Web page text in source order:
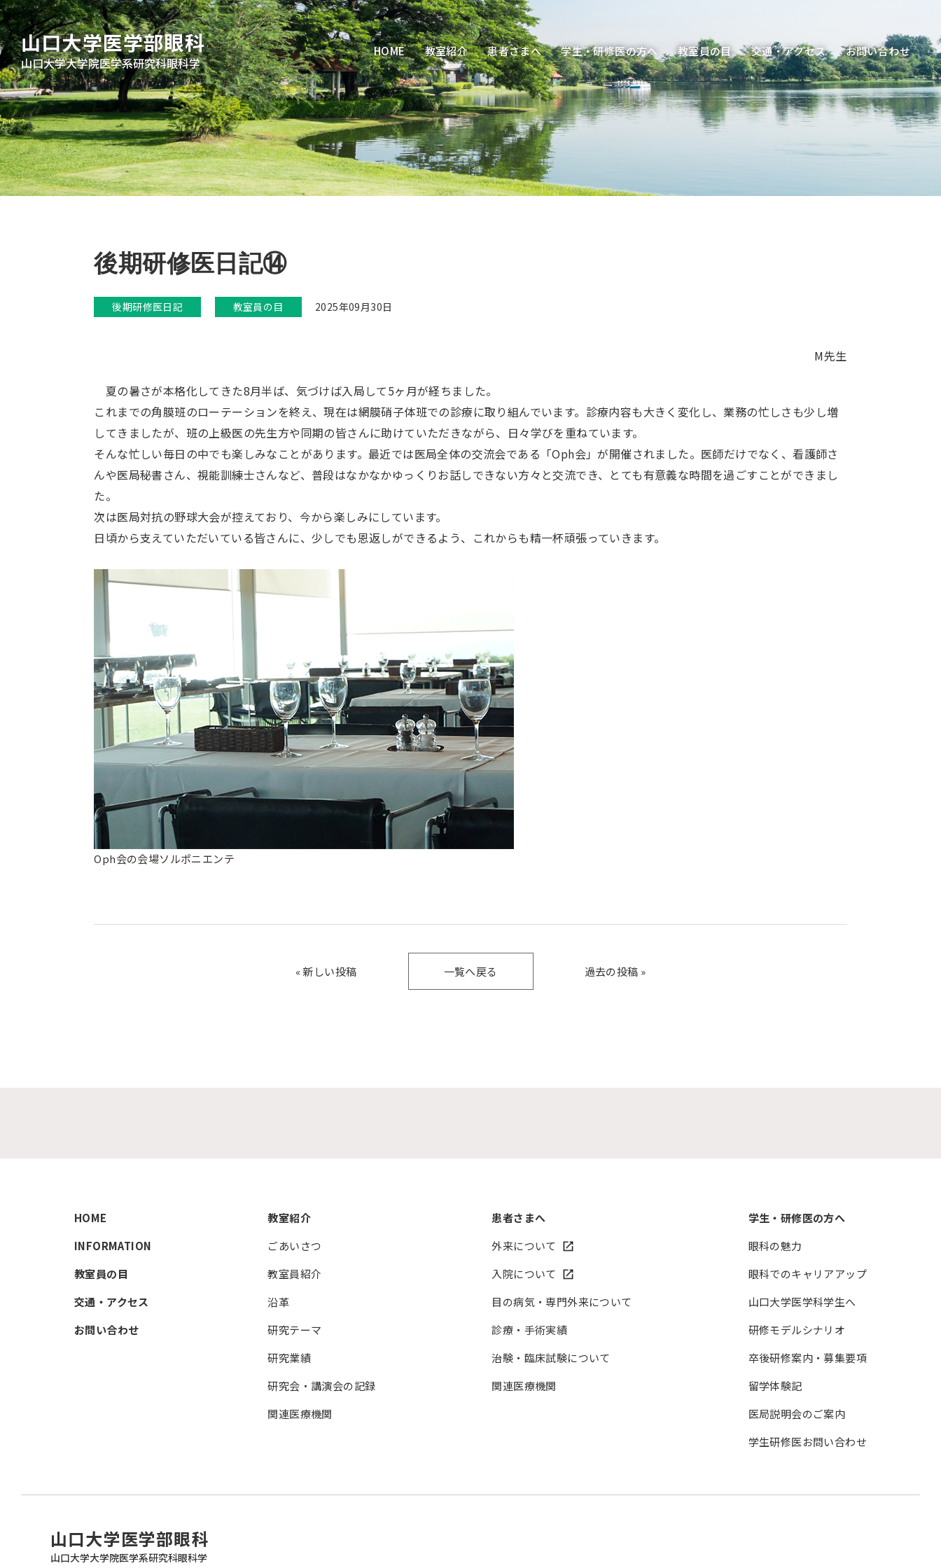
山口大学医学部眼科
山口大学大学院医学系研究科眼科学
HOME 教室紹介 患者さまへ 学生・研修医の方へ 教室員の目 交通・アクセス お問い合わせ
後期研修医日記⑭
後期研修医日記 教室員の目 2025年09月30日
M先生
夏の暑さが本格化してきた8月半ば、気づけば入局して5ヶ月が経ちました。
これまでの角膜班のローテーションを終え、現在は網膜硝子体班での診療に取り組んでいます。診療内容も大きく変化し、業務の忙しさも少し増
してきましたが、班の上級医の先生方や同期の皆さんに助けていただきながら、日々学びを重ねています。
そんな忙しい毎日の中でも楽しみなことがあります。最近では医局全体の交流会である「Oph会」が開催されました。医師だけでなく、看護師さ
んや医局秘書さん、視能訓練士さんなど、普段はなかなかゆっくりお話しできない方々と交流でき、とても有意義な時間を過ごすことができまし
た。
次は医局対抗の野球大会が控えており、今から楽しみにしています。
日頃から支えていただいている皆さんに、少しでも恩返しができるよう、これからも精一杯頑張っていきます。
Oph会の会場ソルポニエンテ
« 新しい投稿 一覧へ戻る 過去の投稿 »
HOME
INFORMATION
教室員の目
交通・アクセス
お問い合わせ
教室紹介
ごあいさつ
教室員紹介
沿革
研究テーマ
研究業績
研究会・講演会の記録
関連医療機関
患者さまへ
外来について
入院について
目の病気・専門外来について
診療・手術実績
治験・臨床試験について
関連医療機関
学生・研修医の方へ
眼科の魅力
眼科でのキャリアアップ
山口大学医学科学生へ
研修モデルシナリオ
卒後研修案内・募集要項
留学体験記
医局説明会のご案内
学生研修医お問い合わせ
山口大学医学部眼科
山口大学大学院医学系研究科眼科学